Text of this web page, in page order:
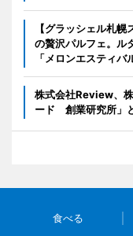
【グラッシェル札
の贅沢パルフェ。ル
「メロンエスティバ
株式会社Review、
ード 創業研究所」
食べる